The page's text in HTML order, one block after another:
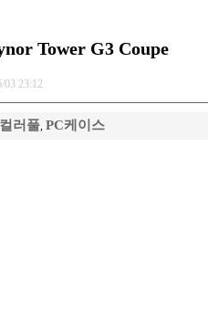
Tower G3 Coupe
03 23:12
컬러풀, PC케이스